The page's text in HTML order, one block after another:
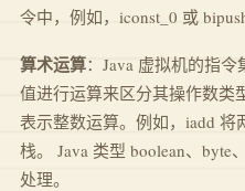
令中，例如，iconst_0 或
算术运算：Java 虚拟机的指
值进行运算来区分其操作数类
表示整数运算。例如，iadd
栈。 Java 类型 boolean、byte
处理。